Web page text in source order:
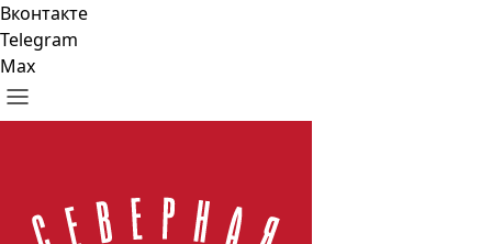
Вконтакте
Telegram
Max